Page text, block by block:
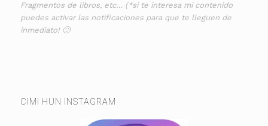
Fragmentos de libros, etc… (*si te interesa mi contenido
puedes activar las notificaciones para que te lleguen de
inmediato! 🙂
CIMI HUN INSTAGRAM